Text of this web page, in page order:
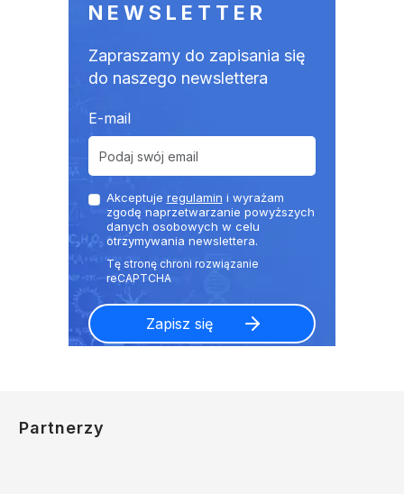
NEWSLETTER
Zapraszamy do zapisania się
do naszego newslettera
E-mail
Akceptuje regulamin i wyrażam
zgodę naprzetwarzanie powyższych
danych osobowych w celu
otrzymywania newslettera.
Partnerzy